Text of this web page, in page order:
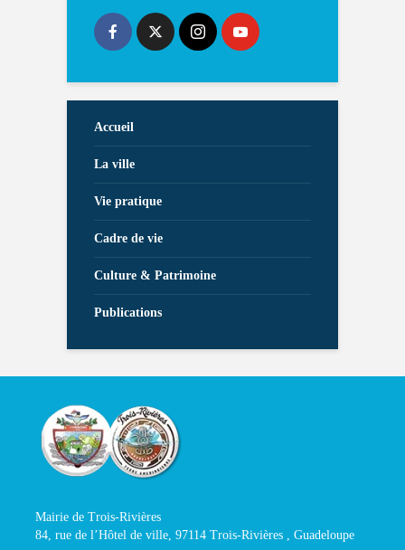
Accueil
La ville
Vie pratique
Cadre de vie
Culture & Patrimoine
Publications
Mairie de Trois-Rivières
84, rue de l’Hôtel de ville, 97114 Trois-Rivières , Guadeloupe